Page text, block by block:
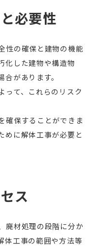
必要性
性の確保と建物の機能
化した建物や構造物
があります。
って、これらのリスク
確保することができま
めに解体工事が必要と
ス
廃材処理の段階に分か
体工事の範囲や方法等